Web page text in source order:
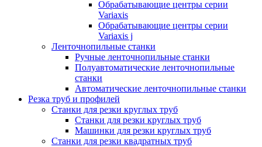
Обрабатывающие центры серии
Variaxis
Обрабатывающие центры серии
Variaxis j
Ленточнопильные станки
Ручные ленточнопильные станки
Полуавтоматические ленточнопильные
станки
Автоматические ленточнопильные станки
Резка труб и профилей
Станки для резки круглых труб
Станки для резки круглых труб
Машинки для резки круглых труб
Станки для резки квадратных труб